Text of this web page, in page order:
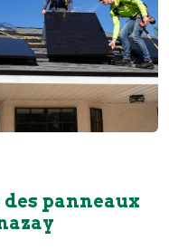
panneaux